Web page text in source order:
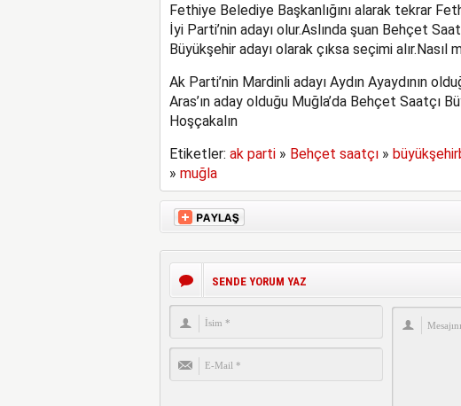
Fethiye Belediye Başkanlığını alarak tekrar
İyi Parti’nin adayı olur.Aslında şuan Behçet
Büyükşehir adayı olarak çıksa seçimi alır.Nasıl
Ak Parti’nin Mardinli adayı Aydın Ayaydının
Aras’ın aday olduğu Muğla’da Behçet Saatçı
Hoşçakalın
Etiketler: ak parti» Behçet saatçı»
» muğla
SENDE YORUM YAZ